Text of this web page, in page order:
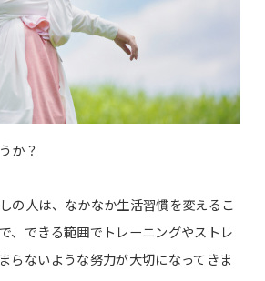
か？
の人は、なかなか生活習慣を変えるこ
、できる範囲でトレーニングやストレ
らないような努力が大切になってきま